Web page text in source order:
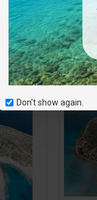
Don't show again.